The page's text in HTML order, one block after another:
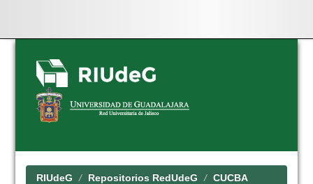
Skip
navigation
RIUdeG Repositorios RedUdeG CUCBA